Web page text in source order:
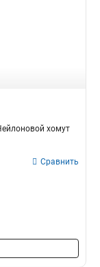
хомут
Сравнить